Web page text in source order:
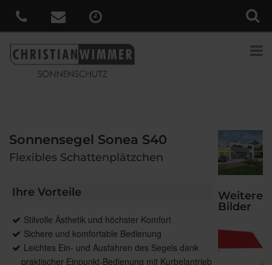
Sonnensegel Sonea S40
Flexibles Schattenplätzchen
Ihre Vorteile
Stilvolle Ästhetik und höchster Komfort
Sichere und komfortable Bedienung
Leichtes Ein- und Ausfahren des Segels dank
praktischer Einpunkt-Bedienung mit Kurbelantrieb
Weitere
Bilder